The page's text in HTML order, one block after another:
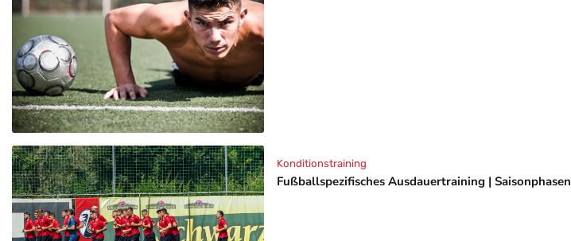
Fußballspezifisches Ausdauertraining | Saisonphasen
Konditionstraining